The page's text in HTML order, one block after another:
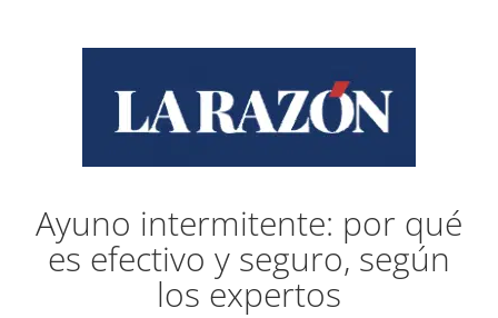
Ayuno intermitente: por qué
es efectivo y seguro, según
los expertos